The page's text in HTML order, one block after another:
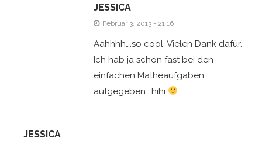
JESSICA
Februar 3, 2013 - 21:16
Aahhhh….so cool. Vielen Dank dafür.
Ich hab ja schon fast bei den
einfachen Matheaufgaben
aufgegeben….hihi
JESSICA